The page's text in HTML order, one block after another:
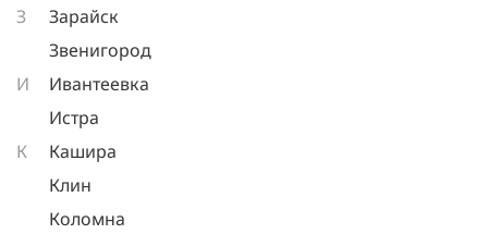
З
Зарайск
Звенигород
И
Ивантеевка
Истра
К
Кашира
Клин
Коломна